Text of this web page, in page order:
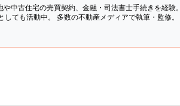
中古住宅の売買契約、金融・司法書士手続きを経験。
ても活動中。 多数の不動産メディアで執筆・監修。